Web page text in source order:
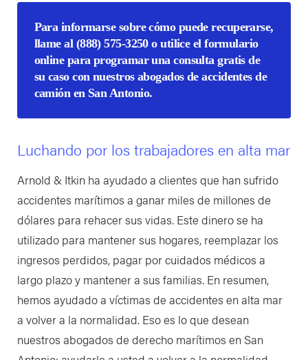
Para informarse sobre cómo puede recuperarse,
llame al (888) 575-3250o utilice el formulario
online para programar una consulta gratis de
su caso con nuestros abogados de accidentes de
camión en San Antonio.
Luchando por los trabajadores en alta mar
Arnold & Itkin ha ayudado a clientes que han sufrido
accidentes marítimos a ganar miles de millones de
dólares para rehacer sus vidas. Este dinero se ha
utilizado para mantener sus hogares, reemplazar los
ingresos perdidos, pagar por cuidados médicos a
largo plazo y mantener a sus familias. En resumen,
hemos ayudado a víctimas de accidentes en alta mar
a volver a la normalidad. Eso es lo que desean
nuestros abogados de derecho marítimos en San